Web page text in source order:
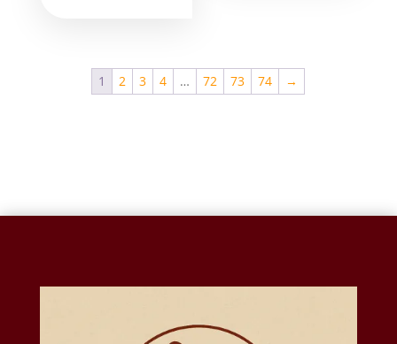
1 2 3 4 … 72 73 74 →